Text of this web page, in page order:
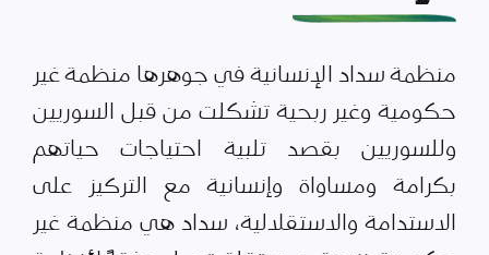
منظمة سداد الإنسانية في جوهرها منظمة غير
حكومية وغير ربحية تشكلت من قبل السوريين
وللسوريين بقصد تلبية احتياجات حياتهم
بكرامة ومساواة وإنسانية مع التركيز على
الاستدامة والاستقلالية، سداد هي منظمة غير